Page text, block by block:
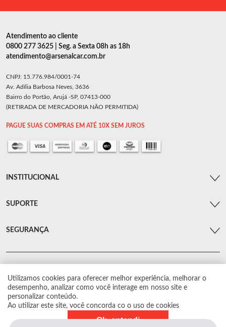
Utilizamos cookies para oferecer melhor experiência, melhorar o
desempenho, analizar como você interage em nosso site e
personalizar conteúdo.
Ao utilizar este site, você concorda co o uso de cookies
Ok, entendi
Atendimento ao cliente
0800 277 3625 | Seg. a Sexta 08h as 18h
atendimento@arsenalcar.com.br
CNPJ: 15.776.984/0001-74
Av. Adília Barbosa Neves, 3636
Bairro do Portão, Arujá -SP, 07413-000
(RETIRADA DE MERCADORIA NÃO PERMITIDA)
PAGUE SUAS COMPRAS EM ATÉ 10X SEM JUROS
INSTITUCIONAL
SUPORTE
SEGURANÇA
© Arsenal Car. Todos os direitos reservados.
Proibida reprodução total ou parcial. Preços e estoque sujeito a alterações sem
aviso prévio.